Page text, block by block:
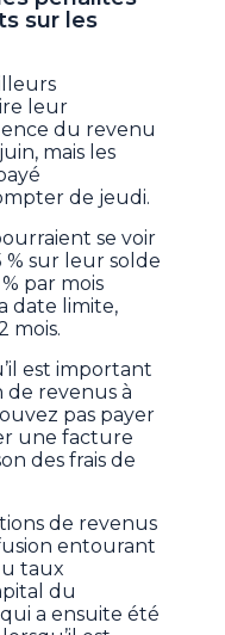
sur les
leur
du revenu
mais les
de jeudi.
se voir
sur leur solde
par mois
date limite,
mois.
est important
de revenus à
pas payer
une facture
des frais de
de revenus
entourant
taux
du
a ensuite été